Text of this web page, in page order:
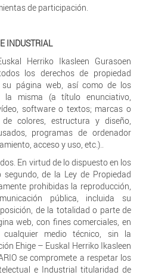
de participación.
INDUSTRIAL
Herriko Ikasleen Gurasoen
los derechos de propiedad
página web, así como de los
la misma (a título enunciativo,
software o textos; marcas o
de colores, estructura y diseño,
programas de ordenador
acceso y uso, etc.)..
En virtud de lo dispuesto en los
de la Ley de Propiedad
prohibidas la reproducción,
pública, incluida su
de la totalidad o parte de
web, con fines comerciales, en
medio técnico, sin la
Ehige – Euskal Herriko Ikasleen
se compromete a respetar los
e Industrial titularidad de